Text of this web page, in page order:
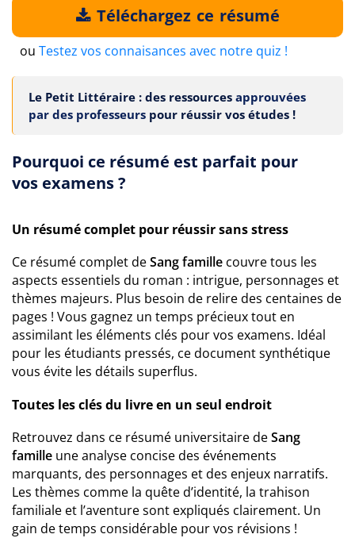
Téléchargez ce résumé
ou Testez vos connaisances avec notre quiz !
Le Petit Littéraire : des ressources approuvées
par des professeurs pour réussir vos études !
Pourquoi ce résumé est parfait pour
vos examens ?
Un résumé complet pour réussir sans stress
Ce résumé complet deSang famille couvre tous les
aspects essentiels du roman : intrigue, personnages et
thèmes majeurs. Plus besoin de relire des centaines de
pages ! Vous gagnez un temps précieux tout en
assimilant les éléments clés pour vos examens. Idéal
pour les étudiants pressés, ce document synthétique
vous évite les détails superflus.
Toutes les clés du livre en un seul endroit
Retrouvez dans ce résumé universitaire deSang
famille une analyse concise des événements
marquants, des personnages et des enjeux narratifs.
Les thèmes comme la quête d’identité, la trahison
familiale et l’aventure sont expliqués clairement. Un
gain de temps considérable pour vos révisions !